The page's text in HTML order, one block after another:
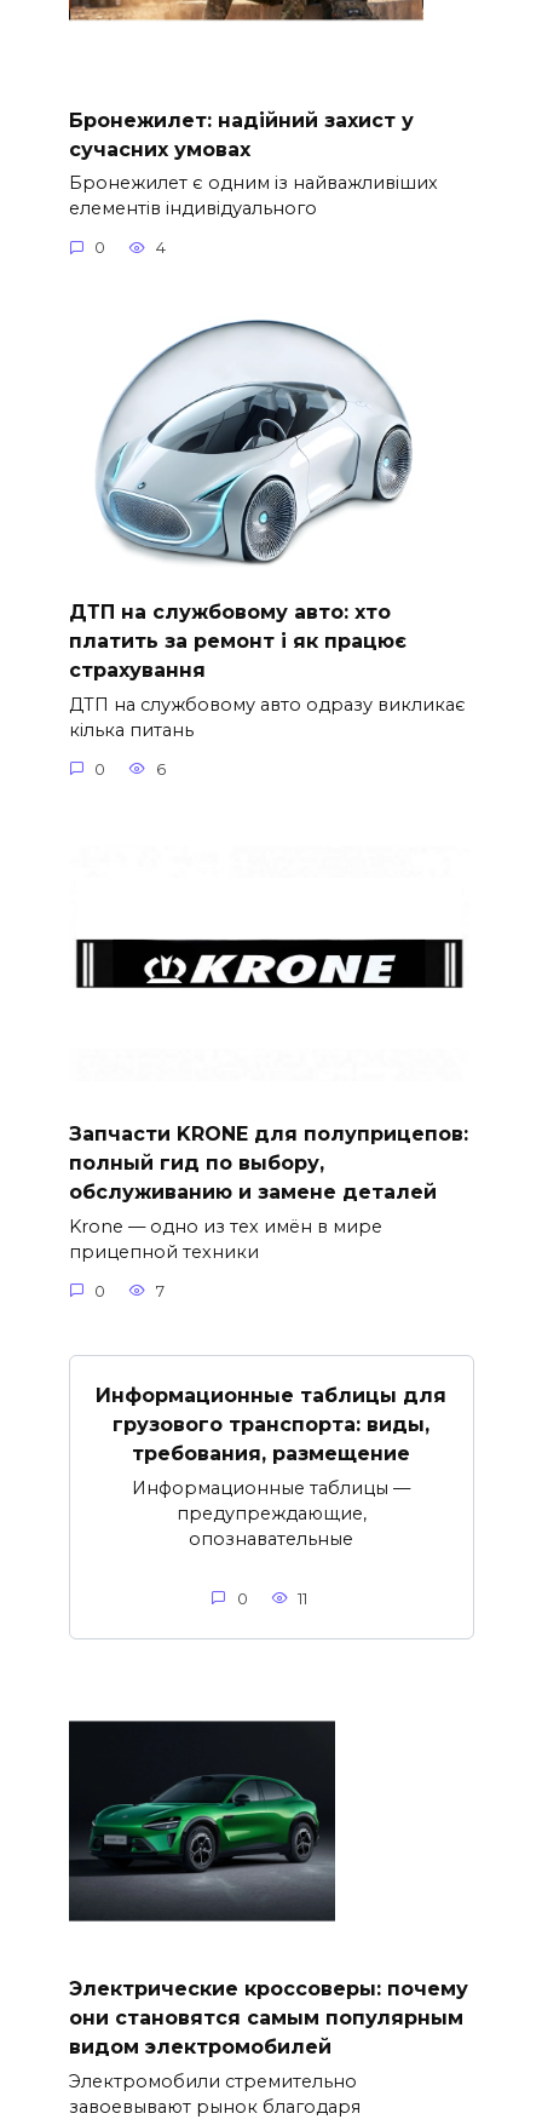
Бронежилет: надійний захист у
сучасних умовах
Бронежилет є одним із найважливіших
елементів індивідуального
0 4
ДТП на службовому авто: хто
платить за ремонт і як працює
страхування
ДТП на службовому авто одразу викликає
кілька питань
0 6
Запчасти KRONE для полуприцепов:
полный гид по выбору,
обслуживанию и замене деталей
Krone — одно из тех имён в мире
прицепной техники
0 7
Информационные таблицы для
грузового транспорта: виды,
требования, размещение
Информационные таблицы —
предупреждающие,
опознавательные
0 11
Электрические кроссоверы: почему
они становятся самым популярным
видом электромобилей
Электромобили стремительно
завоевывают рынок благодаря